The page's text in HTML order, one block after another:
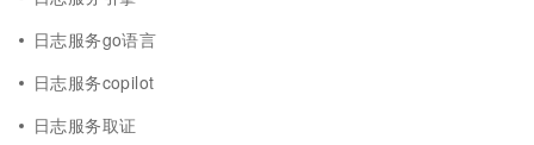
日志服务go语言
日志服务copilot
日志服务取证